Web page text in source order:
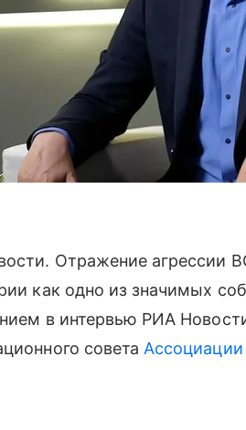
Отражение агрессии
как одно из значимых
в интервью РИА
совета